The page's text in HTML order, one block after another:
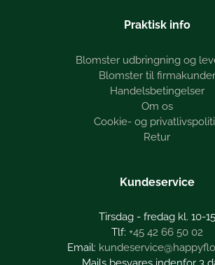
Praktisk info
Blomster udbringning og
Blomster til firmakunder
Handelsbetingelser
Om os
Cookie- og
Retur
Kundeservice
Tirsdag - fredag kl. 10-15
+45 42 66 50 02